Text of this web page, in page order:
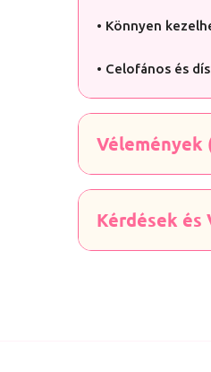
• Könnyen
• Celofános és
Vélemények
Kérdések és